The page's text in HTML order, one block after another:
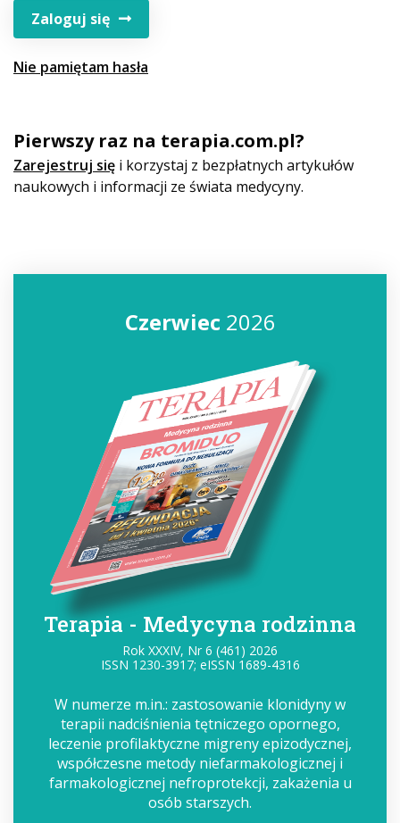
Zaloguj się
Nie pamiętam hasła
Pierwszy raz na terapia.com.pl?
Zarejestruj się i korzystaj z bezpłatnych artykułów
naukowych i informacji ze świata medycyny.
Czerwiec2026
Terapia - Medycyna rodzinna
Rok XXXIV, Nr 6 (461) 2026
ISSN 1230-3917; eISSN 1689-4316
W numerze m.in.: zastosowanie klonidyny w
terapii nadciśnienia tętniczego opornego,
leczenie profilaktyczne migreny epizodycznej,
współczesne metody niefarmakologicznej i
farmakologicznej nefroprotekcji, zakażenia u
osób starszych.